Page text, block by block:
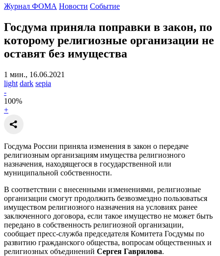
Журнал ФОМА Новости Событие
Госдума приняла поправки в закон, по
которому религиозные организации не
оставят без имущества
1 мин., 16.06.2021
light dark sepia
-
100%
+
Госдума России приняла изменения в закон о передаче
религиозным организациям имущества религиозного
назначения, находящегося в государственной или
муниципальной собственности.
В соответствии с внесенными изменениями, религиозные
организации смогут продолжить безвозмездно пользоваться
имуществом религиозного назначения на условиях ранее
заключенного договора, если такое имущество не может быть
передано в собственность религиозной организации,
сообщает пресс-служба председателя Комитета Госдумы по
развитию гражданского общества, вопросам общественных и
религиозных объединений Сергея Гаврилова.